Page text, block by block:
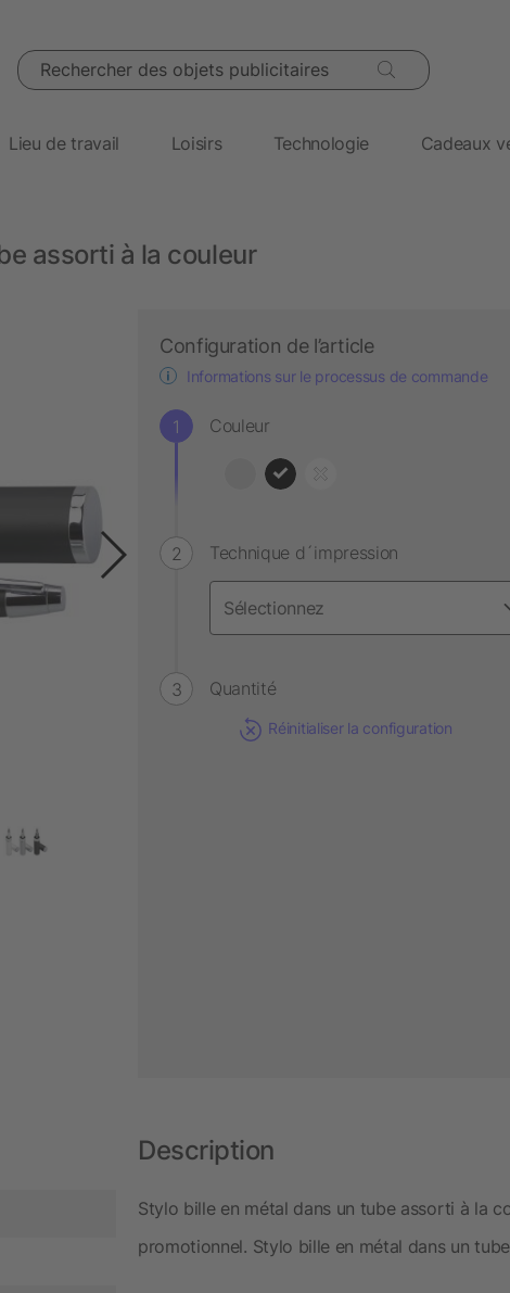
Rechercher des objets publicitaires
Lieu de travail Loisirs Technologie Cadeaux
assorti à la couleur
Configuration de l’article
Informations sur le processus de commande
Couleur
Technique d´impression
Quantité
Réinitialiser la configuration
Description
Stylo bille en métal dans un tube assorti à la
promotionnel. Stylo bille en métal dans un